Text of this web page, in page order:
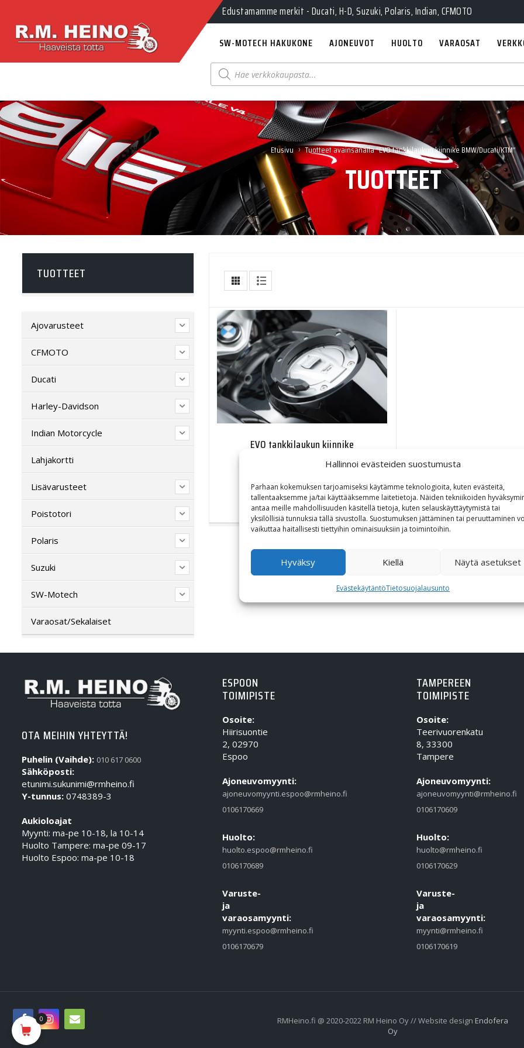
Hallinnoi evästeiden suostumusta
Parhaan kokemuksen tarjoamiseksi käytämme teknologioita, kuten evästeitä,
tallentaaksemme ja/tai käyttääksemme laitetietoja. Näiden tekniikoiden
antaa meille mahdollisuuden käsitellä tietoja, kuten selauskäyttäytymistä tai
yksilöllisiä tunnuksia tällä sivustolla. Suostumuksen jättäminen tai peruuttaminen
vaikuttaa haitallisesti tiettyihin ominaisuuksiin ja toimintoihin.
Hyväksy Kiellä Näytä asetukset
EvästekäytäntöTietosuojalausunto
Edustamamme merkit - Ducati, H-D, Suzuki, Polaris, Indian, CFMOTO
SW-MOTECH HAKUKONE AJONEUVOT HUOLTO VARAOSAT
Products
search
Etusivu › Tuotteet avainsanalla “EVO tankkilaukun kiinnike BMW/Ducati/KTM”
TUOTTEET
EVO tankkilaukun kiinnike
BMW/Ducati/KTM
30,40€
TUOTTEET
Ajovarusteet
CFMOTO
Ducati
Harley-Davidson
Indian Motorcycle
Lahjakortti
Lisävarusteet
Poistotori
Polaris
Suzuki
SW-Motech
Varaosat/Sekalaiset
OTA MEIHIN YHTEYTTÄ!
Puhelin (Vaihde): 010 617 0600
Sähköposti:
etunimi.sukunimi@rmheino.fi
Y-tunnus: 0748389-3
Aukioloajat
Myynti: ma-pe 10-18, la 10-14
Huolto Tampere: ma-pe 09-17
Huolto Espoo: ma-pe 10-18
ESPOON
TOIMIPISTE
Osoite:
Hiirisuontie
2, 02970
Espoo
Ajoneuvomyynti:
ajoneuvomyynti.espoo@rmheino.fi
0106170669
Huolto:
huolto.espoo@rmheino.fi
0106170689
Varuste-
ja
varaosamyynti:
myynti.espoo@rmheino.fi
0106170679
TAMPEREEN
TOIMIPISTE
Osoite:
Teerivuorenkatu
8, 33300
Tampere
Ajoneuvomyynti:
ajoneuvomyynti@rmheino.fi
0106170609
Huolto:
huolto@rmheino.fi
0106170629
Varuste-
ja
varaosamyynti:
myynti@rmheino.fi
0106170619
RMHeino.fi @ 2020-2022 RM Heino Oy // Website design Endofera
Oy
0